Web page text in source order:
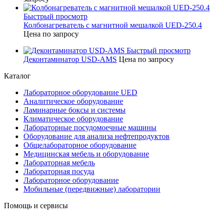
Быстрый просмотр
Колбонагреватель с магнитной мешалкой UED-250.4
Цена по запросу
Быстрый просмотр
Деконтаминатор USD-AMS Цена по запросу
Каталог
Лабораторное оборудование UED
Аналитическое оборудование
Ламинарные боксы и системы
Климатическое оборудование
Лабораторные посудомоечные машины
Оборудование для анализа нефтепродуктов
Общелабораторное оборудование
Медицинская мебель и оборудование
Лабораторная мебель
Лабораторная посуда
Лабораторное оборудование
Мобильные (передвижные) лаборатории
Помощь и сервисы